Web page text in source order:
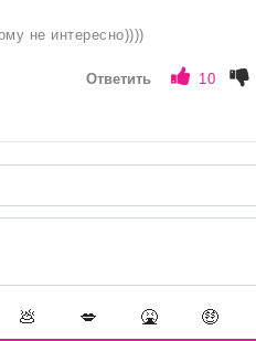
не интересно))))
Ответить 10
💩 💋 🤮 🤑